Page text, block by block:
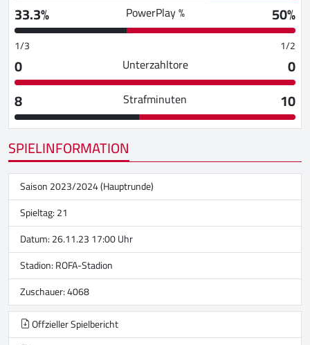
33.3%
PowerPlay % 50%
1/3 1/2
0 Unterzahltore
0
8
Strafminuten
10
SPIELINFORMATION
Saison 2023/2024 (Hauptrunde)
Spieltag: 21
Datum: 26.11.23 17:00 Uhr
Stadion:ROFA-Stadion
Zuschauer: 4068
Offzieller Spielbericht